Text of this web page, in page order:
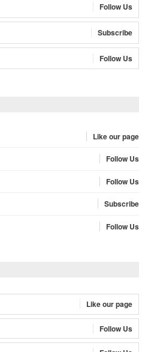
Follow Us
Subscribe
Follow Us
Like our page
Follow Us
Follow Us
Subscribe
Follow Us
Like our page
Follow Us